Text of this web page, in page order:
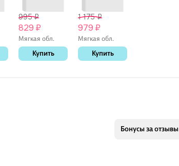
995 ₽
829 ₽
Мягкая обл.
Купить
1 175 ₽
979 ₽
Мягкая обл.
Купить
Бонусы за отзывы